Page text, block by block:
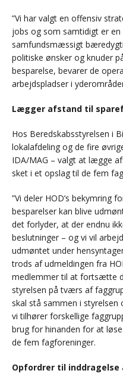
”Vi har valgt en offensiv
jobs og som samtidigt er
samfundsmæssigt
politiske ønsker og knuder
besparelse, bevarer de
arbejdspladser i
Lægger afstand til
Hos Beredskabsstyrelsen i
lokalafdeling og de fire
IDA/MAG – valgt at lægge
sket i et opslag til de fem
”Vi deler HOD’s bekymring
besparelser kan blive
det forlyder, at der endnu
beslutninger – og vi vil
udmøntet under
trods af udmeldingen fra
medlemmer til at fortsætte
styrelsen på tværs af
skal stå sammen i
vi tilhører forskellige
brug for hinanden for at
de fem fagforeninger.
Opfordrer til